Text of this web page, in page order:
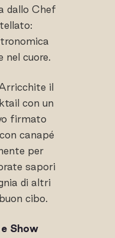
dallo Chef
nel cuore.
il
con un
firmato
canapé
per
sapori
di altri
cibo.
Show